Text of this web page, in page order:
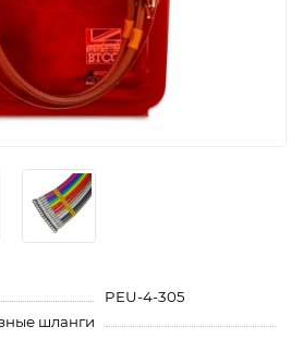
PEU-4-305
шланги